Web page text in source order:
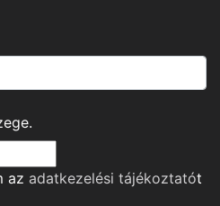
az adatkezelési tájékoztatót